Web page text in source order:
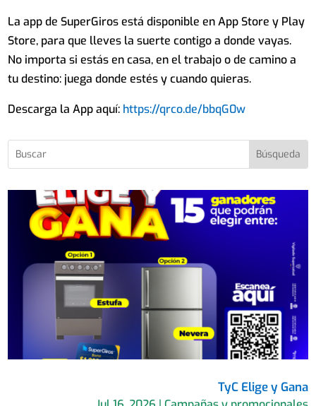
La app de SuperGiros está disponible en App Store y Play
Store, para que lleves la suerte contigo a donde vayas.
No importa si estás en casa, en el trabajo o de camino a
tu destino: juega donde estés y cuando quieras.
Descarga la App aquí: https://qrco.de/bbqG0w
TyC Elige y Gana